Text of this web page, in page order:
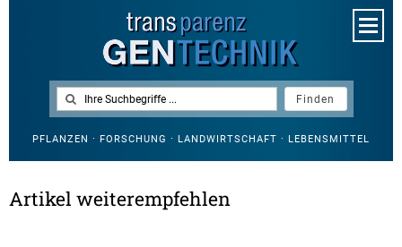
PFLANZEN · FORSCHUNG · LANDWIRTSCHAFT · LEBENSMITTEL
Artikel weiterempfehlen